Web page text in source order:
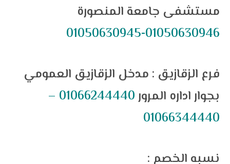
مستشفى جامعة المنصورة
01050630946-01050630945
فرع الزقازيق : مدخل الزقازيق العمومي
بجوار اداره المرور
01066244440 –
01066344440
: نسبه الخصم